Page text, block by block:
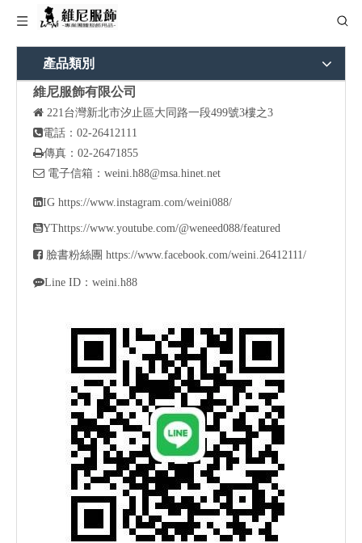
產品類別
維尼服飾有限公司
 221台灣新北市汐止區大同路一段499號3樓之3
電話：02-26412111
傳真：02-26471855
 電子信箱： weini.h88@msa.hinet.net
IG https://www.instagram.com/weini088/
YThttps://www.youtube.com/@weneed088/featured
 臉書粉絲團 https://www.facebook.com/weini.26412111/
Line ID：weini.h88